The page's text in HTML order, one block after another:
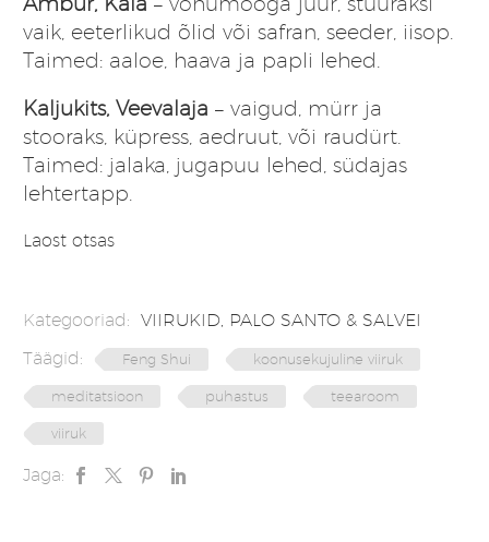
vaik, eeterlikud õlid või safran, seeder, iisop.
Taimed: aaloe, haava ja papli lehed.
Kaljukits, Veevalaja – vaigud, mürr ja
stooraks, küpress, aedruut, või raudürt.
Taimed: jalaka, jugapuu lehed, südajas
lehtertapp.
Laost otsas
Kategooriad: VIIRUKID, PALO SANTO & SALVEI
Täägid:
Feng Shui koonusekujuline viiruk
meditatsioon puhastus teearoom
viiruk
Jaga: